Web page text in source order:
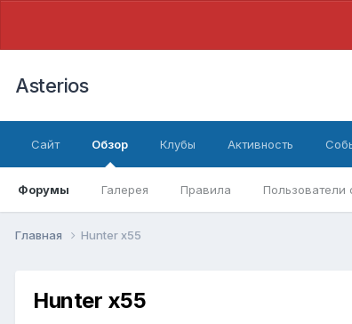
Asterios
Сайт Обзор
Форумы Галерея Правила Пользователи
Клубы Активность
Главная Hunter x55
Hunter x55